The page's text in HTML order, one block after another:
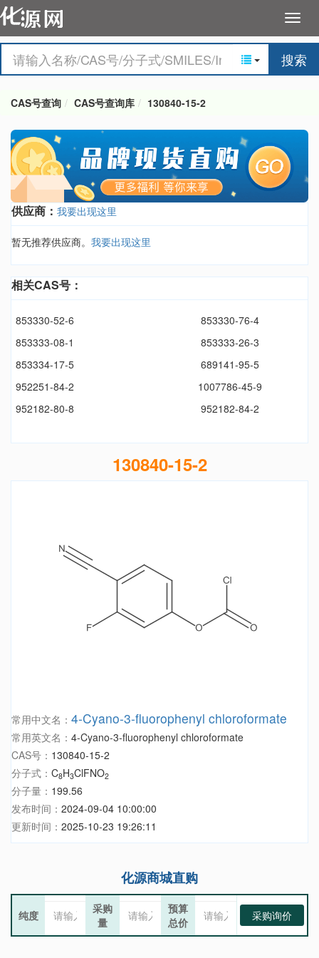
搜索
CAS号查询 CAS号查询库 130840-15-2
供应商： 我要出现这里
暂无推荐供应商。 我要出现这里
相关CAS号：
853330-52-6
853330-76-4
853333-08-1
853333-26-3
853334-17-5
689141-95-5
952251-84-2
1007786-45-9
952182-80-8
952182-84-2
130840-15-2
常用中文名： 4-Cyano-3-fluorophenyl chloroformate
常用英文名： 4-Cyano-3-fluorophenyl chloroformate
CAS号： 130840-15-2
分子式： C8H3ClFNO2
分子量： 199.56
发布时间： 2024-09-04 10:00:00
更新时间： 2025-10-23 19:26:11
化源商城直购
纯度
采购
量
预算
总价
采购询价